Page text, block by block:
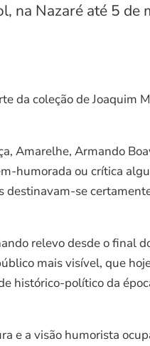
na Nazaré até 5 de
da coleção de
Amarelhe, Armando
humorada ou crítica
destinavam-se
relevo desde o final
mais visível, que
histórico-político da
e a visão humorista